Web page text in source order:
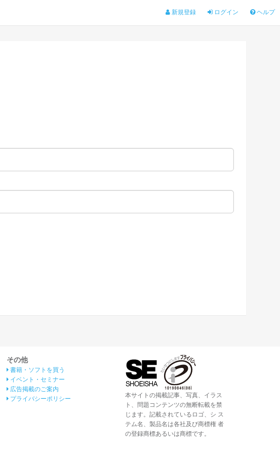
新規登録 ログイン ヘルプ
その他
書籍・ソフトを買う
イベント・セミナー
広告掲載のご案内
プライバシーポリシー
本サイトの掲載記事、写真、イラス
ト、問題コンテンツの無断転載を禁
じます。記載されているロゴ、シ ス
テム名、製品名は各社及び商標権 者
の登録商標あるいは商標です。